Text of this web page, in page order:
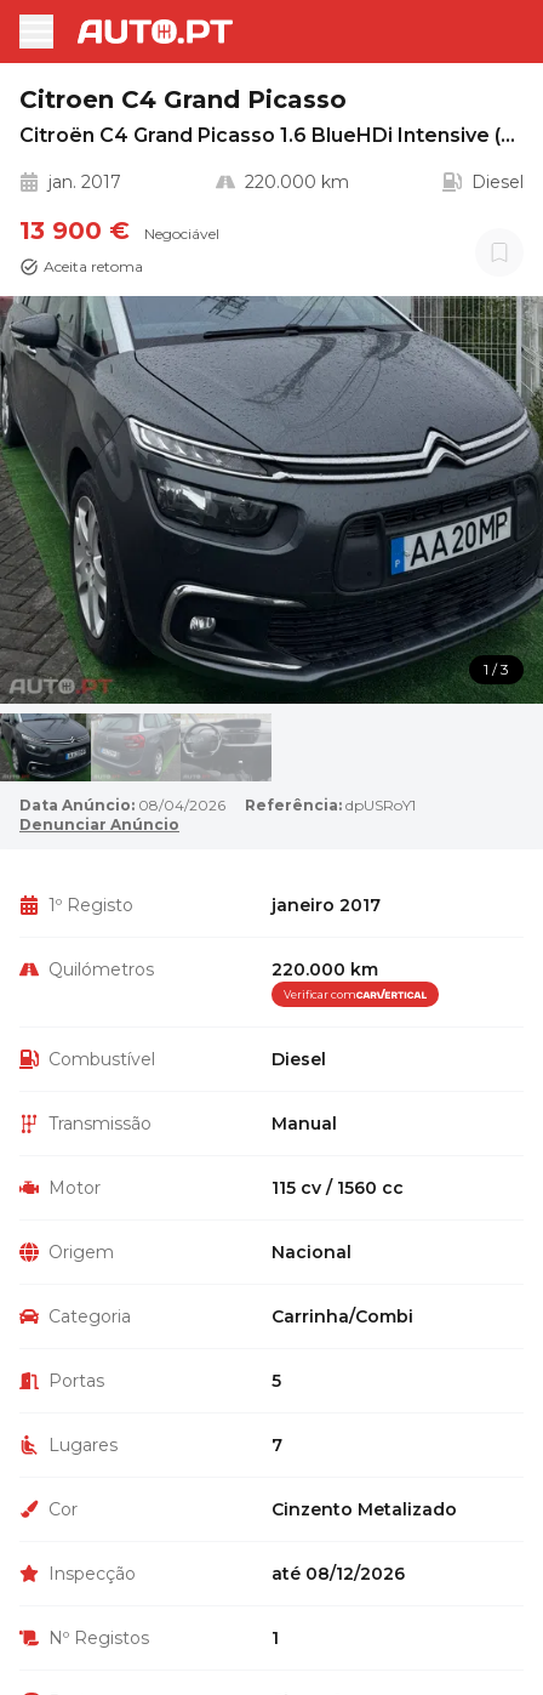
Citroen C4 Grand Picasso
Citroën C4 Grand Picasso 1.6 BlueHDi Intensive (7 Lug.)
jan. 2017 220.000 km Diesel
13 900 €
Negociável
Aceita retoma
1 / 3
Data Anúncio: 08/04/2026 Referência: dpUSRoY1
Denunciar Anúncio
1º Registo janeiro 2017
Quilómetros 220.000 km
Verificar com
Combustível Diesel
Transmissão Manual
Motor 115 cv / 1560 cc
Origem Nacional
Categoria Carrinha/Combi
Portas 5
Lugares 7
Cor Cinzento Metalizado
Inspecção até 08/12/2026
Nº Registos 1